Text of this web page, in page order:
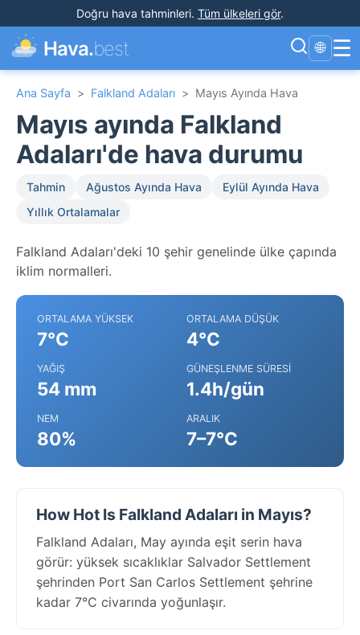
Doğru hava tahminleri. Tüm ülkeleri gör.
Hava.best 🌐 ☰
Ana Sayfa > Falkland Adaları > Mayıs Ayında Hava
Mayıs ayında Falkland
Adaları'de hava durumu
Tahmin Ağustos Ayında Hava
Eylül Ayında Hava
Yıllık Ortalamalar
Falkland Adaları'deki 10 şehir genelinde ülke çapında
iklim normalleri.
ORTALAMA YÜKSEK
7°C
ORTALAMA DÜŞÜK
4°C
YAĞIŞ
54 mm
GÜNEŞLENME SÜRESI
1.4h/gün
NEM
80%
ARALIK
7–7°C
How Hot Is Falkland Adaları in Mayıs?
Falkland Adaları, May ayında eşit serin hava
görür: yüksek sıcaklıklar Salvador Settlement
şehrinden Port San Carlos Settlement şehrine
kadar 7°C civarında yoğunlaşır.